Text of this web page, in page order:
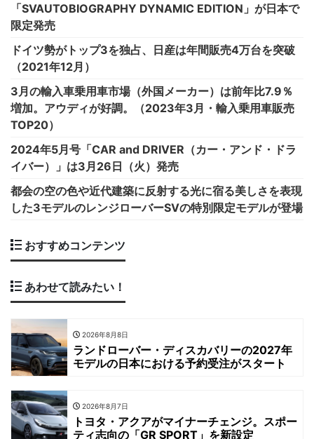
「SVAUTOBIOGRAPHY DYNAMIC EDITION」が日本で
限定発売
ドイツ勢がトップ3を独占、日産は年間販売4万台を突破
（2021年12月）
3月の輸入車乗用車市場（外国メーカー）は前年比7.9％
増加。アウディが好調。（2023年3月・輸入乗用車販売
TOP20）
2024年5月号「CAR and DRIVER（カー・アンド・ドラ
イバー）」は3月26日（火）発売
都会の空の色や近代建築に反射する光に宿る美しさを表現
した3モデルのレンジローバーSVの特別限定モデルが登場
おすすめコンテンツ
あわせて読みたい！
2026年8月8日
ランドローバー・ディスカバリーの2027年
モデルの日本における予約受注がスタート
2026年8月7日
トヨタ・アクアがマイナーチェンジ。スポー
ティ志向の「GR SPORT」を新設定